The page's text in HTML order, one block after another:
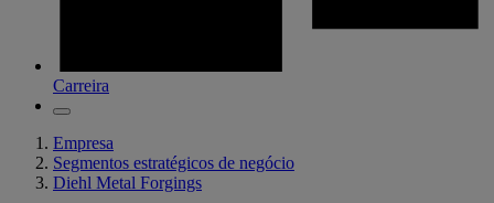
Carreira
Empresa
Segmentos estratégicos de negócio
Diehl Metal Forgings